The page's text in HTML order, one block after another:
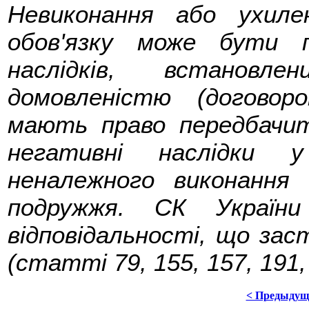
Невиконання або
обов'язку може бути
наслідків,
домовленістю
мають право
негативні наслідки
неналежного виконання
подружжя. СК
відповідальності, що
(статті 79, 155, 157,
<